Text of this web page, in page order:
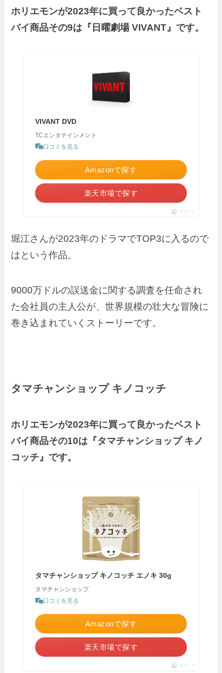
ホリエモンが2023年に買って良かったベスト
バイ商品その9は『日曜劇場 VIVANT』です。
VIVANT DVD
TCエンタテインメント
口コミを見る
Amazonで探す
楽天市場で探す
ポチップ
堀江さんが2023年のドラマでTOP3に入るので
はという作品。
9000万ドルの誤送金に関する調査を任命され
た会社員の主人公が、世界規模の壮大な冒険に
巻き込まれていくストーリーです。
タマチャンショップ キノコッチ
ホリエモンが2023年に買って良かったベスト
バイ商品その10は『タマチャンショップ キノ
コッチ』です。
タマチャンショップ キノコッチ エノキ 30g
タマチャンショップ
口コミを見る
Amazonで探す
楽天市場で探す
ポチップ